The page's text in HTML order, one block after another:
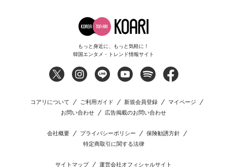
もっと身近に、もっと気軽に！
韓国エンタメ・トレンド情報サイト
コアリについて ご利用ガイド 新規会員登録
マイページ
お問い合わせ
広告掲載のお問い合わせ
会社概要 プライバシーポリシー
保険勧誘方針
特定商取引に関する法律
サイトマップ 運営会社オフィシャルサイト